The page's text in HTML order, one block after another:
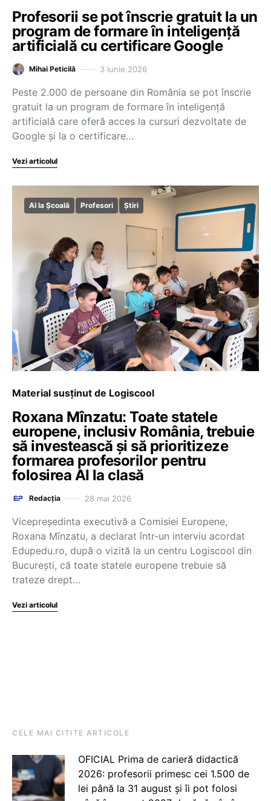
Profesorii se pot înscrie gratuit la un
program de formare în inteligență
artificială cu certificare Google
Mihai Peticilă 3 iunie 2026
Peste 2.000 de persoane din România se pot înscrie
gratuit la un program de formare în inteligență
artificială care oferă acces la cursuri dezvoltate de
Google și la o certificare…
Vezi articolul
AI la Școală Profesori Știri
Material susținut de Logiscool
Roxana Mînzatu: Toate statele
europene, inclusiv România, trebuie
să investească și să prioritizeze
formarea profesorilor pentru
folosirea AI la clasă
Redacția 28 mai 2026
Vicepreședinta executivă a Comisiei Europene,
Roxana Mînzatu, a declarat într-un interviu acordat
Edupedu.ro, după o vizită la un centru Logiscool din
București, că toate statele europene trebuie să
trateze drept…
Vezi articolul
CELE MAI CITITE ARTICOLE
OFICIAL Prima de carieră didactică
2026: profesorii primesc cei 1.500 de
lei până la 31 august și îi pot folosi